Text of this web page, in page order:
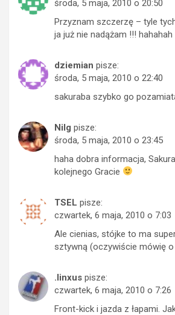
środa, 5 maja, 2010 o 20:50
Przyznam szczerzę – tyle
ja już nie nadążam !!! hahahah
dziemian pisze:
środa, 5 maja, 2010 o 22:40
sakuraba szybko go
Nilg pisze:
środa, 5 maja, 2010 o 23:45
haha dobra informacja,
kolejnego Gracie
TSEL pisze:
czwartek, 6 maja, 2010 o 7:03
Ale cienias, stójke to ma
sztywną (oczywiście mówię o
.linxus pisze:
czwartek, 6 maja, 2010 o 7:26
Front-kick i jazda z łapami.